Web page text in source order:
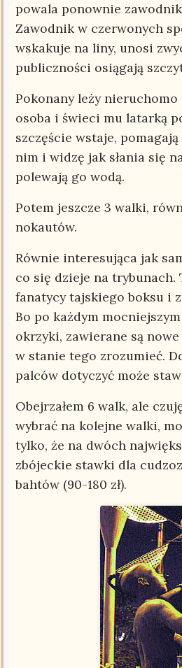
powala ponownie
Zawodnik w czerwonych
wskakuje na liny, unosi
publiczności osiągają
Pokonany leży
osoba i świeci mu latarką
szczęście wstaje,
nim i widzę jak słania się
polewają go wodą.
Potem jeszcze 3 walki,
nokautów.
Równie interesująca jak
co się dzieje na
fanatycy tajskiego boksu i
Bo po każdym
okrzyki, zawierane są nowe
w stanie tego zrozumieć.
palców dotyczyć może
Obejrzałem 6 walk, ale
wybrać na kolejne walki,
tylko, że na dwóch
zbójeckie stawki dla
bahtów (90-180 zł).